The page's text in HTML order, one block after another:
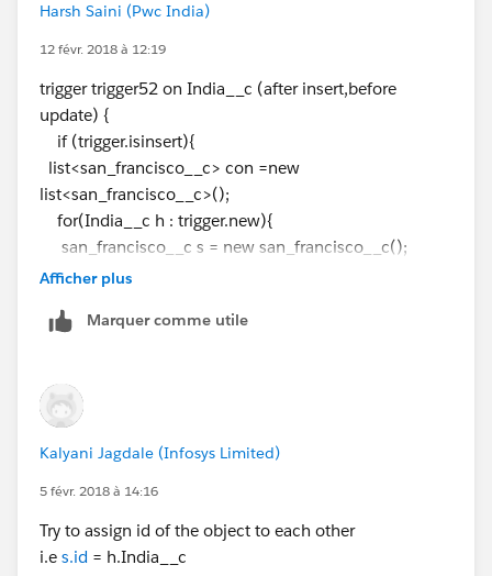
Harsh Saini (Pwc India)
12 févr. 2018 à 12:19
trigger trigger52 on India__c (after insert,before
update) {
if (trigger.isinsert){
list<san_francisco__c> con =new
list<san_francisco__c>();
for(India__c h : trigger.new){
san_francisco__c s = new san_francisco__c();
s.Name=
s.Mobile__c=h.Mobile__c;
}
insert con;
if (trigger.isupdate){
map<id,India__c> mymap=trigger.newmap;
Afficher plus
Marquer comme utile
Kalyani Jagdale (Infosys Limited)
5 févr. 2018 à 14:16
Try to assign id of the object to each other
i.e s.id = h.India__c